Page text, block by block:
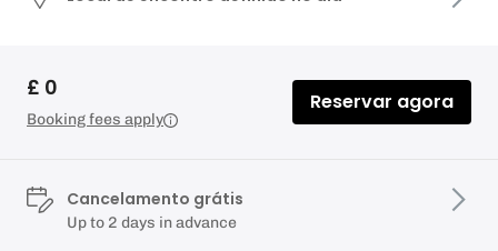
£ 0
Booking fees apply
Reservar agora
Cancelamento grátis
Up to 2 days in advance